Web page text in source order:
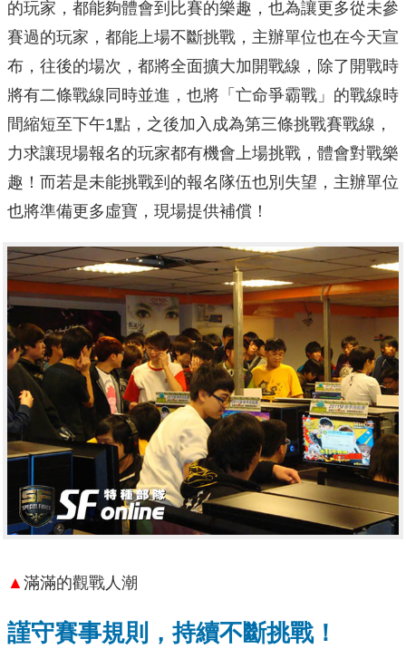
的玩家，都能夠體會到比賽的樂趣，也為讓更多從未參
賽過的玩家，都能上場不斷挑戰，主辦單位也在今天宣
布，往後的場次，都將全面擴大加開戰線，除了開戰時
將有二條戰線同時並進，也將「亡命爭霸戰」的戰線時
間縮短至下午1點，之後加入成為第三條挑戰賽戰線，
力求讓現場報名的玩家都有機會上場挑戰，體會對戰樂
趣！而若是未能挑戰到的報名隊伍也別失望，主辦單位
也將準備更多虛寶，現場提供補償！
▲ 滿滿的觀戰人潮
謹守賽事規則，持續不斷挑戰！